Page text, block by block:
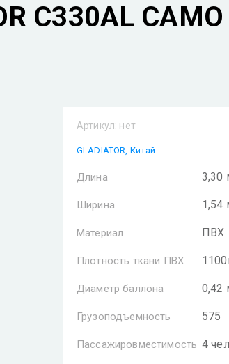
C330AL
Артикул: нет
GLADIATOR, Китай
Длина 3,30
Ширина 1,54
Материал ПВХ
Плотность ткани ПВХ
Диаметр баллона 0,42
Грузоподъемность 575
Пассажировместимость 4